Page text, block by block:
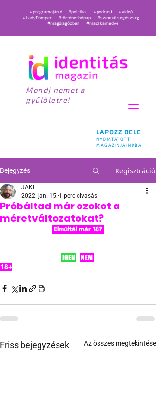
LAPOZZ BELE
NYOMTATOTT
MAGAZINJAINKBA
#programajánló #politika #podcast
#videó
#LadyDömper
#történetihónap
#szexuálisegészség
#magdiagőzben
#macskamedve
Mondj nemet a
gyűlöletre!
Bejegyzés Regisztráció
Próbáltad már ezeket a
méretváltozatokat?
JAKI
2022. jan. 15. 1 perc olvasás
Elmúltál már 18?
IGEN NEM
18+
Friss bejegyzések Az összes megtekintése